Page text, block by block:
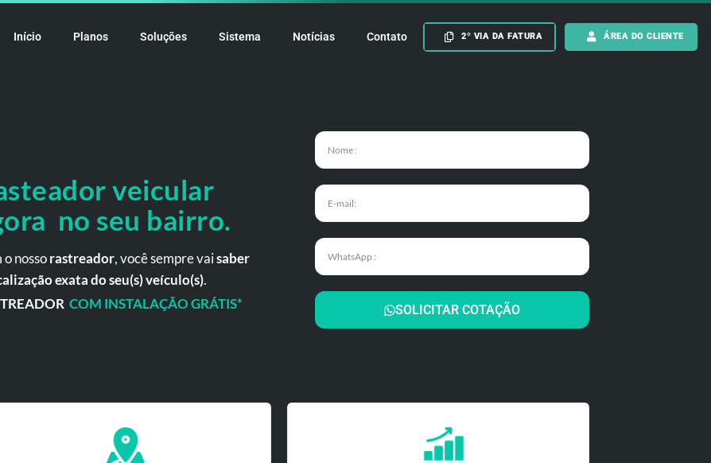
Início Planos Soluções Sistema Notícias Contato 2º VIA DA FATURA ÁREA DO CLIENTE
veicular
no seu bairro.
o nossorastreador, você sempre vaisaber
exata do seu(s) veículo(s).
COM INSTALAÇÃO GRÁTIS* SOLICITAR COTAÇÃO